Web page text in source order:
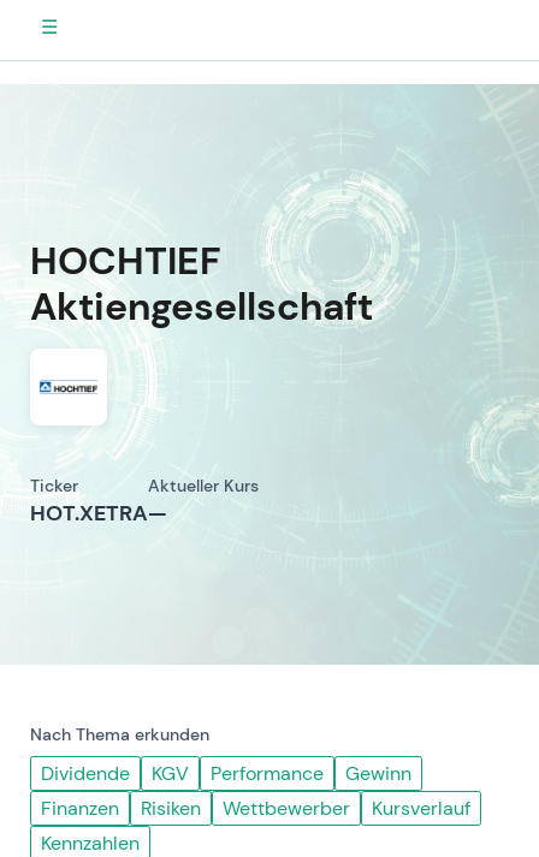
☰
HOCHTIEF
Aktiengesellschaft
Ticker
HOT.XETRA
Aktueller Kurs
—
Nach Thema erkunden
Dividende KGV Performance
Gewinn
Finanzen
Risiken Wettbewerber
Kursverlauf
Kennzahlen